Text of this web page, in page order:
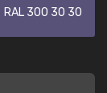
RAL 300 30 30